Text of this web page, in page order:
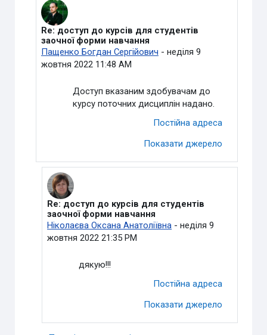
У відповідь на Ніколаєва Оксана Анатоліївна
Re: доступ до курсів для студентів
заочної форми навчання
Пащенко Богдан Сергійович - неділя 9
жовтня 2022 11:48 AM
Доступ вказаним здобувачам до
курсу поточних дисциплін надано.
Постійна адреса
Показати джерело
У відповідь на Пащенко Богдан Сергійович
Re: доступ до курсів для студентів
заочної форми навчання
Ніколаєва Оксана Анатоліївна -неділя 9
жовтня 2022 21:35 PM
дякую!!!
Постійна адреса
Показати джерело